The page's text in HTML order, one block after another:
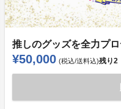
推しのグッズを全力プ
¥50,000 (税込/送料込)残り2